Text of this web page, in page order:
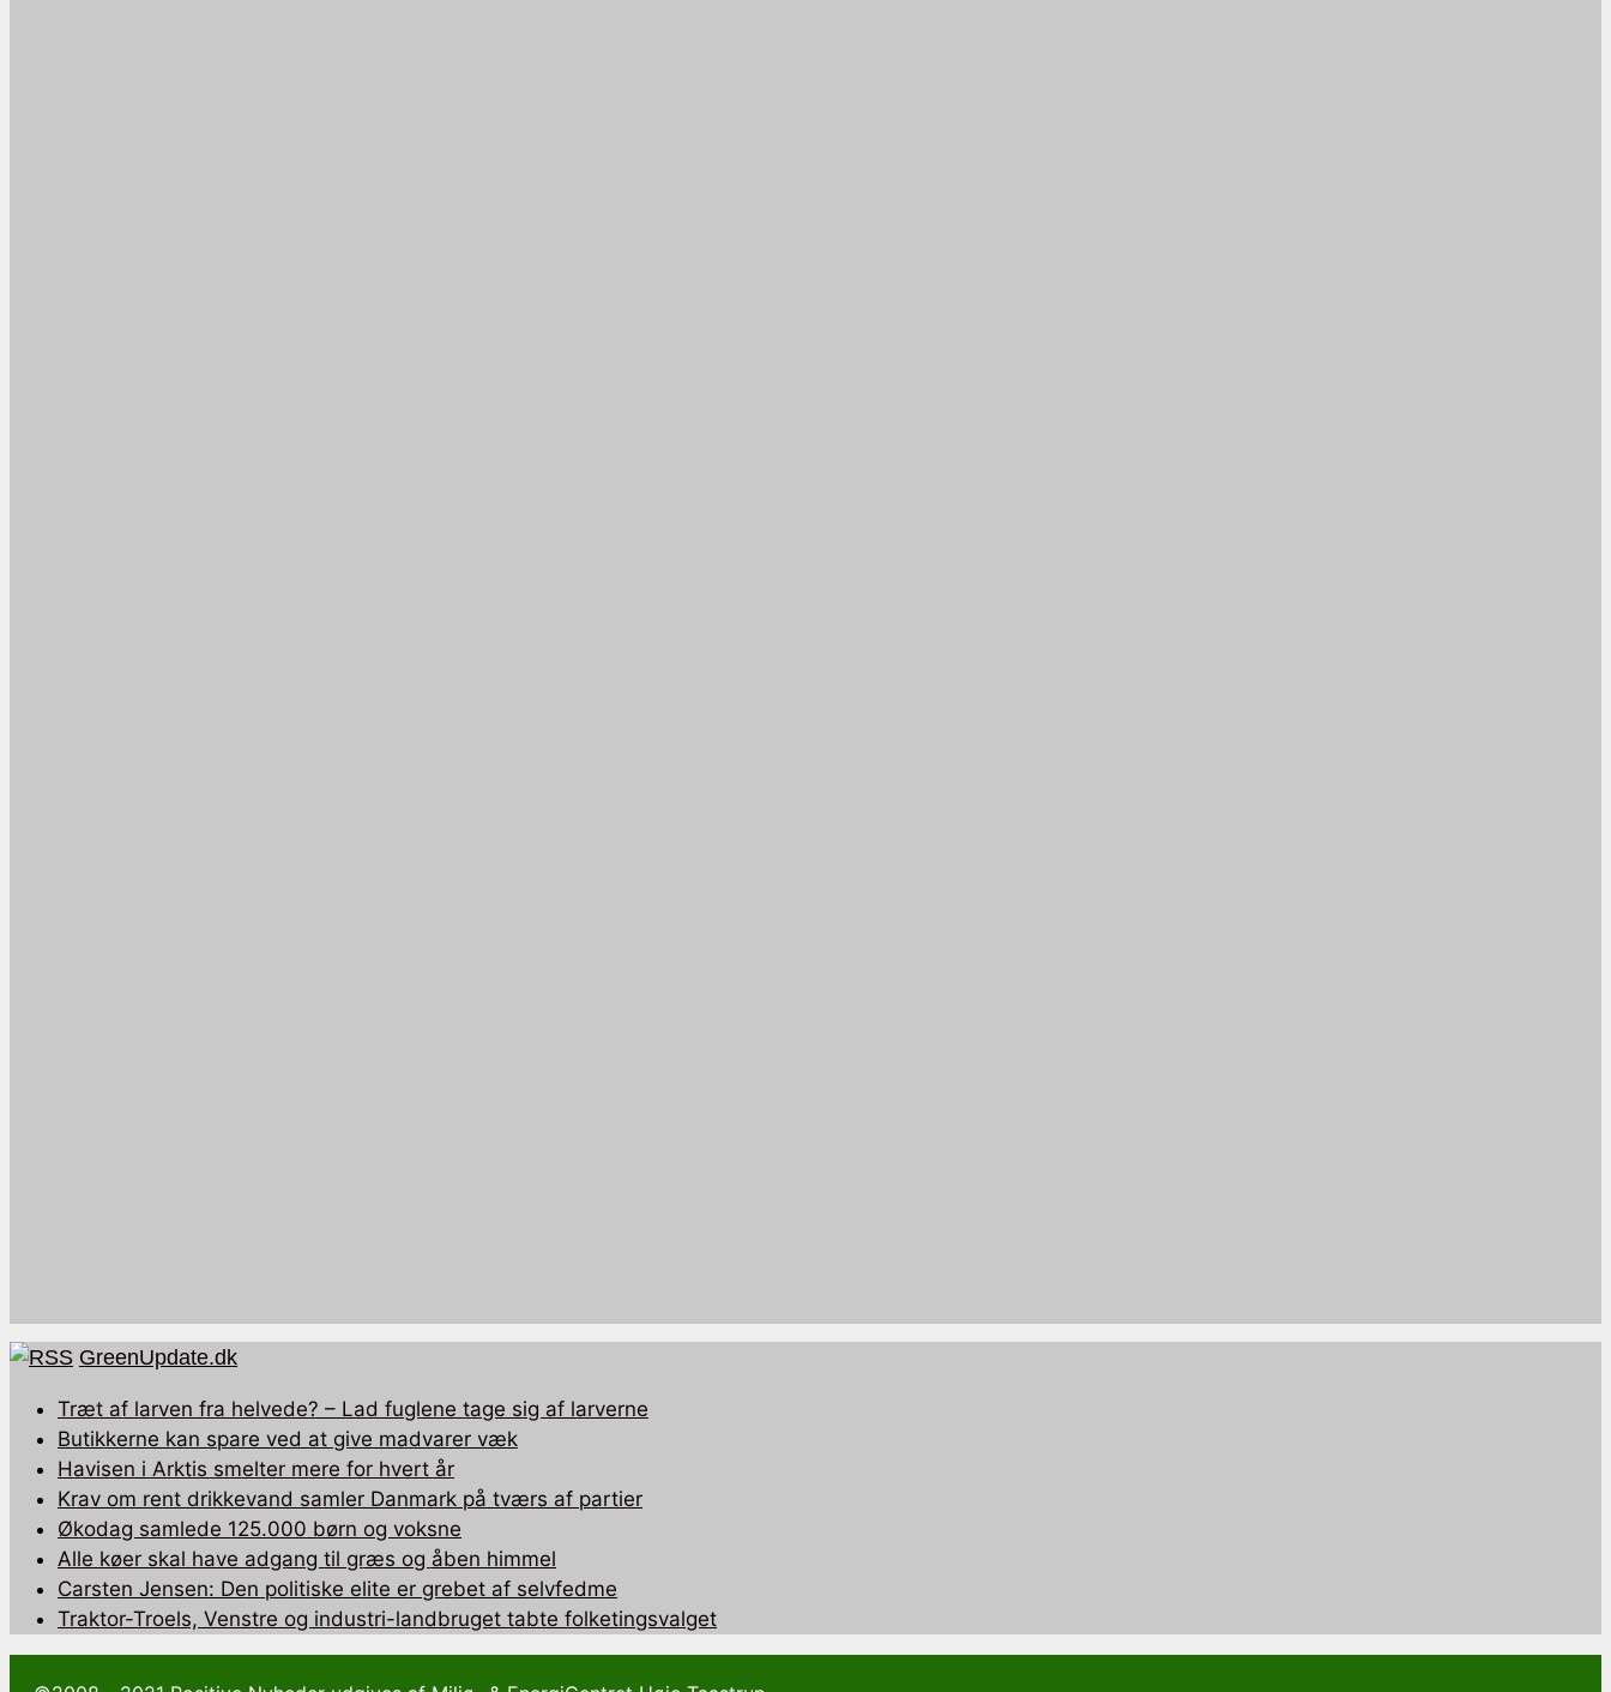
GreenUpdate.dk
Træt af larven fra helvede? – Lad fuglene tage sig af larverne
Butikkerne kan spare ved at give madvarer væk
Havisen i Arktis smelter mere for hvert år
Krav om rent drikkevand samler Danmark på tværs af partier
Økodag samlede 125.000 børn og voksne
Alle køer skal have adgang til græs og åben himmel
Carsten Jensen: Den politiske elite er grebet af selvfedme
Traktor-Troels, Venstre og industri-landbruget tabte folketingsvalget